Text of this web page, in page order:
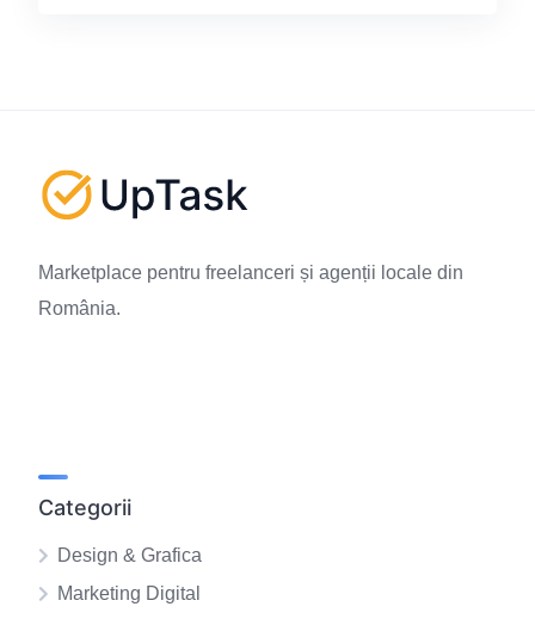
Marketplace pentru freelanceri și agenții locale din
România.
Categorii
Design & Grafica
Marketing Digital